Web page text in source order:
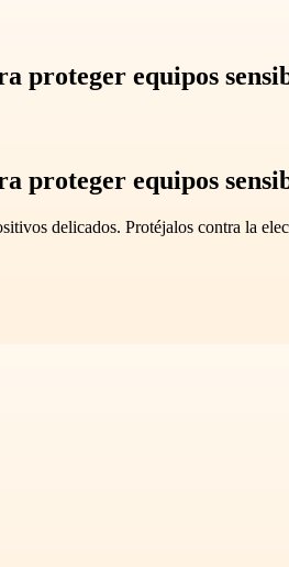
proteger equipos
proteger equipos
delicados. Protéjalos contra la